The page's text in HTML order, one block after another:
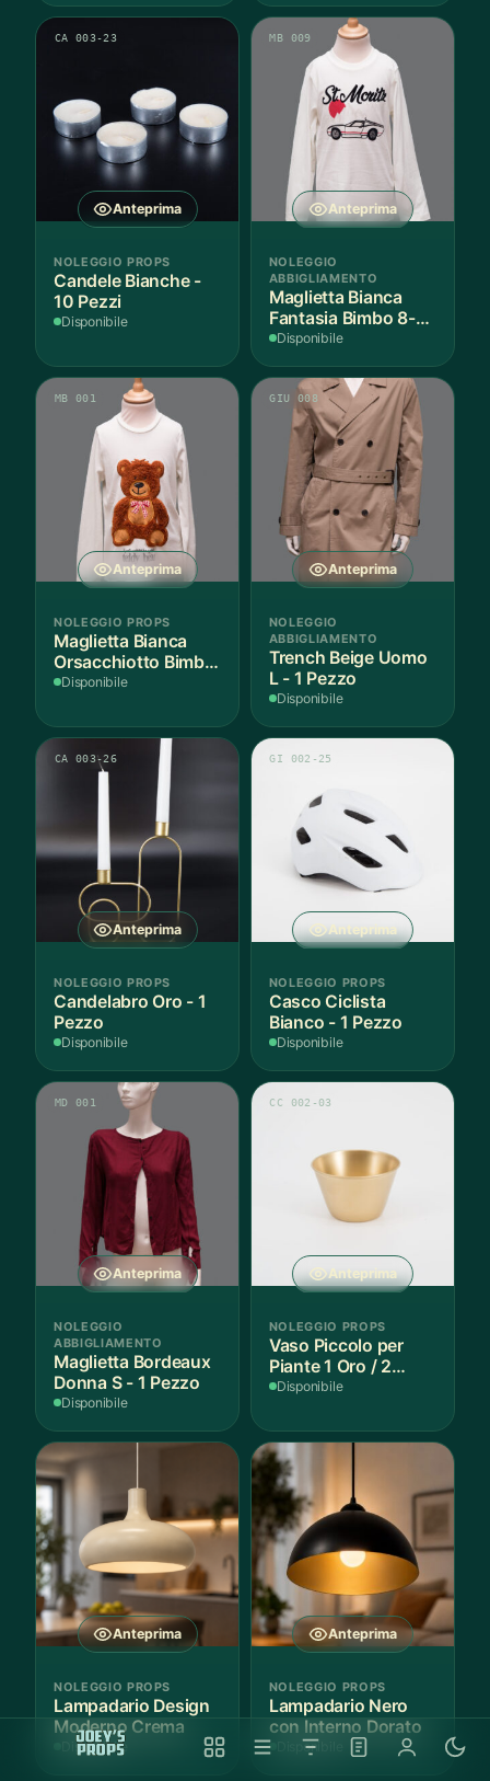
Anteprima
CA 003-23
NOLEGGIO PROPS
Candele Bianche -
10 Pezzi
Disponibile
Anteprima
MB 009
NOLEGGIO
ABBIGLIAMENTO
Maglietta Bianca
Fantasia Bimbo 8-9
Anni Cotone - 1
Disponibile
Anteprima
MB 001
NOLEGGIO PROPS
Maglietta Bianca
Orsacchiotto Bimbo
6-7 Anni Cotone - 1
Disponibile
Anteprima
GIU 008
NOLEGGIO
ABBIGLIAMENTO
Trench Beige Uomo
L - 1 Pezzo
Disponibile
Anteprima
CA 003-26
NOLEGGIO PROPS
Candelabro Oro - 1
Pezzo
Disponibile
Anteprima
GI 002-25
NOLEGGIO PROPS
Casco Ciclista
Bianco - 1 Pezzo
Disponibile
Anteprima
MD 001
NOLEGGIO
ABBIGLIAMENTO
Maglietta Bordeaux
Donna S - 1 Pezzo
Disponibile
Anteprima
CC 002-03
NOLEGGIO PROPS
Vaso Piccolo per
Piante 1 Oro / 2
Argento - 3 Pezzi
Disponibile
Anteprima
NOLEGGIO PROPS
Lampadario Design
Moderno Crema
Disponibile
Anteprima
NOLEGGIO PROPS
Lampadario Nero
con Interno Dorato
Disponibile